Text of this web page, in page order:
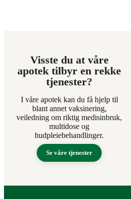
Visste du at våre
apotek tilbyr en rekke
tjenester?
I våre apotek kan du få hjelp til
blant annet vaksinering,
veiledning om riktig medisinbruk,
multidose og
hudpleiebehandlinger.
Se våre tjenester